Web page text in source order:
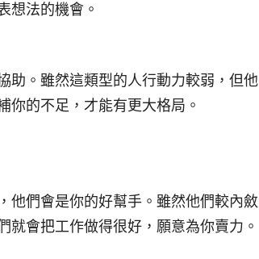
想法的機會。
助。雖然這類型的人行動力較弱，但他
你的不足，才能有更大格局。
他們會是你的好幫手。雖然他們較內斂
就會把工作做得很好，願意為你賣力。